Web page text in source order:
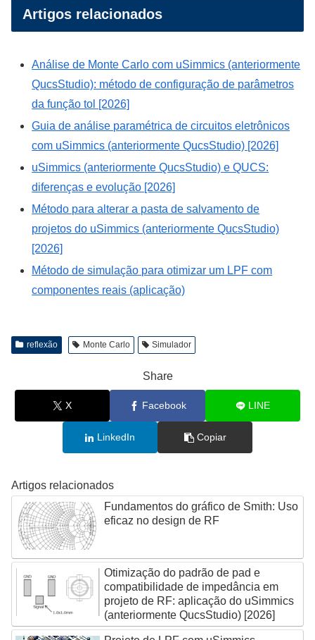
Artigos relacionados
Análise de Monte Carlo com uSimmics (anteriormente
QucsStudio): método de configuração de parâmetros
da função tol [2026]
Guia de análise paramétrica de circuitos eletrônicos
com uSimmics (anteriormente QucsStudio) [2026]
uSimmics (anteriormente QucsStudio) e QUCS:
diferenças e evolução [2026]
Método para alterar a pasta de salvamento de
projetos do uSimmics (anteriormente QucsStudio)
[2026]
Método de simulação para otimizar um LPF com
componentes reais (aplicação)
reflexão Monte Carlo Simulador
Share
X Facebook LINE
LinkedIn Copiar
Artigos relacionados
Fundamentos do gráfico de Smith: Uso
eficaz no design de RF
Otimização do padrão de pad e
compatibilidade de impedância em
projeto de RF: aplicação do uSimmics
(anteriormente QucsStudio) [2026]